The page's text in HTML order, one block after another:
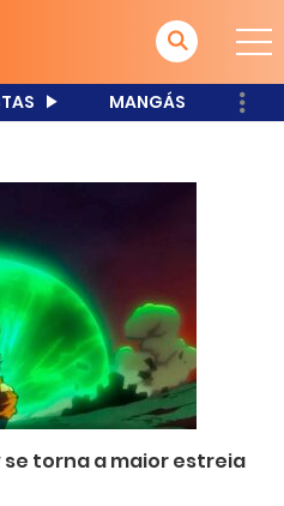
MANGÁS
se torna a maior estreia